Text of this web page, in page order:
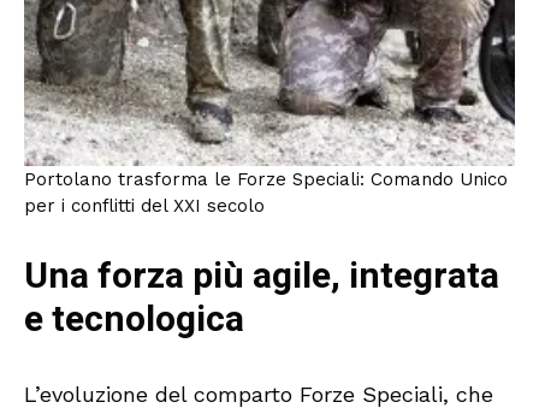
Portolano trasforma le Forze Speciali: Comando Unico
per i conflitti del XXI secolo
Una forza più agile, integrata
e tecnologica
L’evoluzione del comparto Forze Speciali, che